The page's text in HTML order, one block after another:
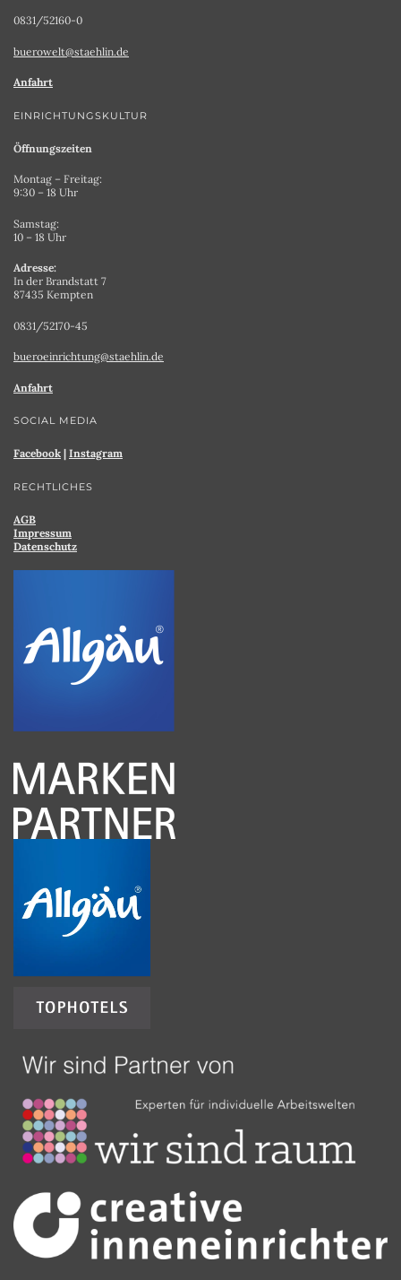
0831/52160-0
buerowelt@staehlin.de
Anfahrt
EINRICHTUNGSKULTUR
Öffnungszeiten
Montag – Freitag:
9:30 – 18 Uhr
Samstag:
10 – 18 Uhr
Adresse:
In der Brandstatt 7
87435 Kempten
0831/52170-45
bueroeinrichtung@staehlin.de
Anfahrt
SOCIAL MEDIA
Facebook | Instagram
RECHTLICHES
AGB
Impressum
Datenschutz